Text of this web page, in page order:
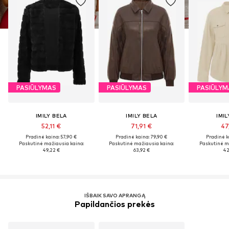
PASIŪLYMAS
IMILY BELA
52,11 €
Pradinė kaina: 57,90 €
Paskutinė mažiausia kaina:
49,22 €
PASIŪLYMAS
IMILY BELA
71,91 €
Pradinė kaina: 79,90 €
Paskutinė mažiausia kaina:
63,92 €
Pradinė
Paskutinė
IŠBAIK SAVO APRANGĄ
Papildančios prekės